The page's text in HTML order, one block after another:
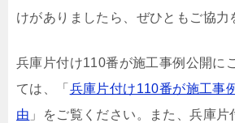
けがありましたら、ぜひともご協力
兵庫片付け110番が施工事例公開に
ては、「 兵庫片付け110番が施工事
由 」をご覧ください。また、兵庫